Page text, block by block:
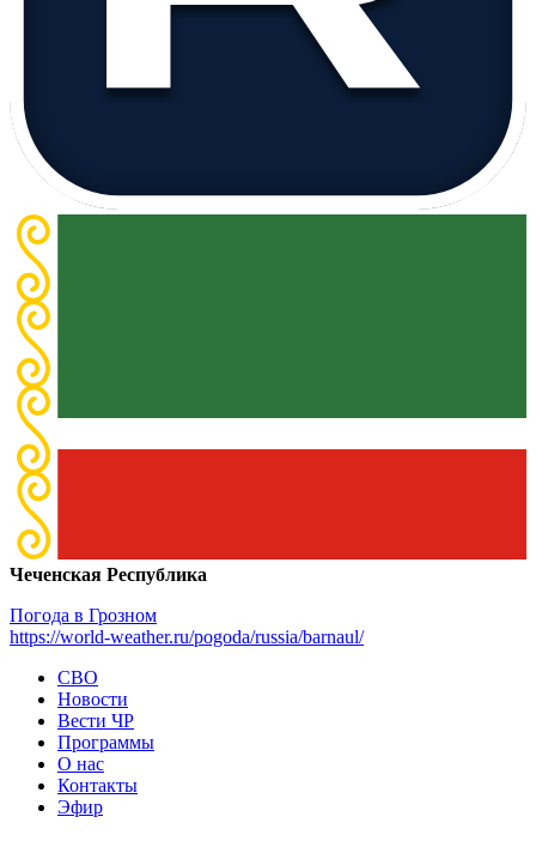
Чеченская Республика
Погода в Грозном
https://world-weather.ru/pogoda/russia/barnaul/
СВО
Новости
Вести ЧР
Программы
О нас
Контакты
Эфир